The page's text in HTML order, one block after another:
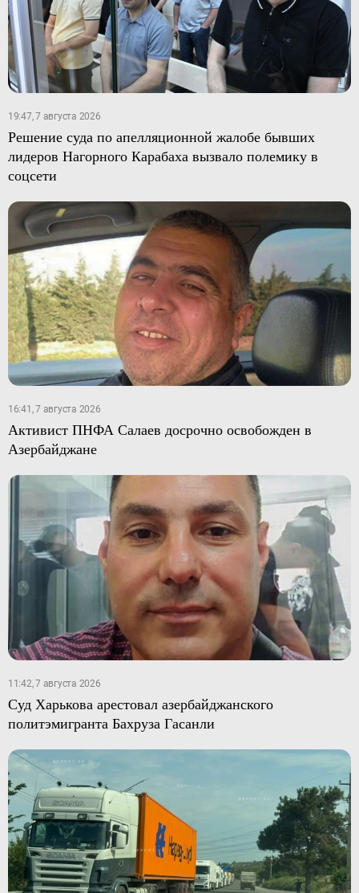
19:47, 7 августа 2026
Решение суда по апелляционной жалобе бывших
лидеров Нагорного Карабаха вызвало полемику в
соцсети
16:41, 7 августа 2026
Активист ПНФА Салаев досрочно освобожден в
Азербайджане
11:42, 7 августа 2026
Суд Харькова арестовал азербайджанского
политэмигранта Бахруза Гасанли